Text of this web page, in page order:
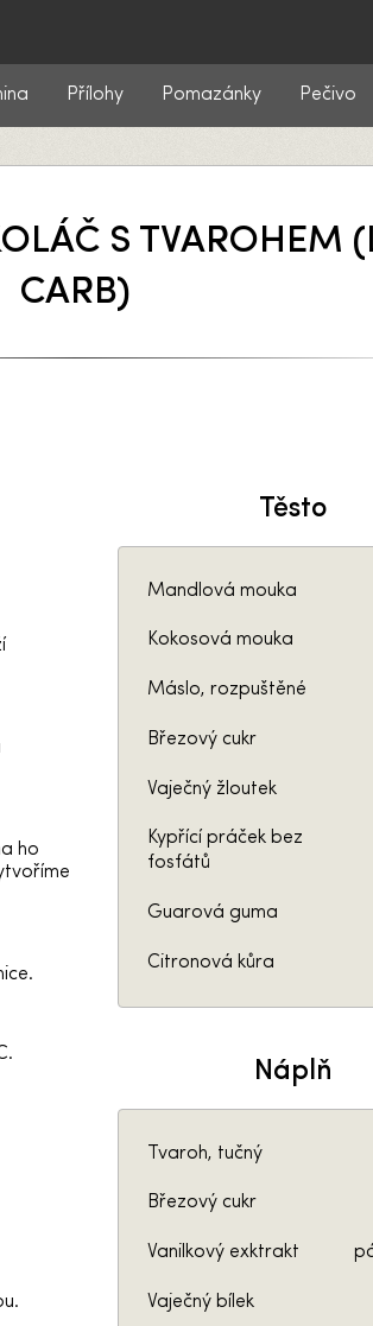
Přílohy Pomazánky Pečivo
S TVAROHEM
CARB)
Těsto
Mandlová mouka
Kokosová mouka
Máslo, rozpuštěné
Březový cukr
Vaječný žloutek
Kypřící práček bez
fosfátů
Guarová guma
Citronová kůra
Náplň
Tvaroh, tučný
Březový cukr
Vanilkový exktrakt
Vaječný bílek
ho